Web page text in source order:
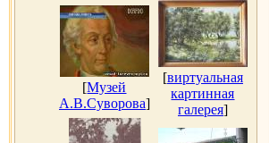
[Музей
А.В.Суворова]
[виртуальная
картинная
галерея]